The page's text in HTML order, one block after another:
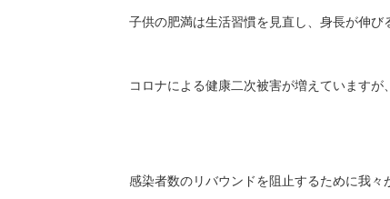
子供の肥満は生活習慣を見直し、身長が伸び
コロナによる健康二次被害が増えています
感染者数のリバウンドを阻止するために我々